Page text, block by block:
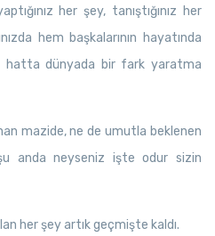
her şey, tanıştığınız her
hem başkalarının hayatında
hatta dünyada bir fark yaratma
mazide, ne de umutla beklenen
anda neyseniz işte odur sizin
her şey artık geçmişte kaldı.